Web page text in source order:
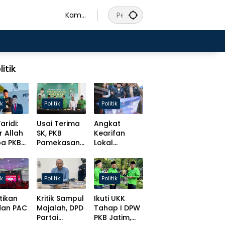
Kamis
Allah
PKB
Politik
Usai Terima
SK, PKB
Pamekasan
Target Solid
Hingga Desa
Politik
Angkat
Kearifan
Lokal
Slamet
Ariyadi
Bulatkan
Tekat Daftar
Caketum BM
PAN
PAC
Politik
Kritik Sampul
Majalah, DPD
Partai
Politik
Ikuti UKK
Tahap I DPW
PKB Jatim,